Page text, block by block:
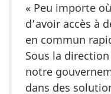
« Peu importe
d’avoir accès à
en commun
Sous la
notre
dans des